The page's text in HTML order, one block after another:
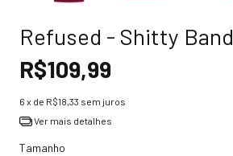
Refused - Shitty Band
R$109,99
6 x de R$18,33 sem juros
Ver mais detalhes
Tamanho